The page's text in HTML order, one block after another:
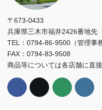
〒673-0433
兵庫県三木市福井2426番地先
TEL：0794-86-9500（管理事
FAX：0794-83-9508
商品等については各店舗に直